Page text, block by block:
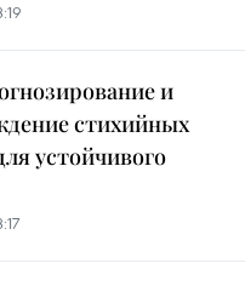
и
стихийных
устойчивого